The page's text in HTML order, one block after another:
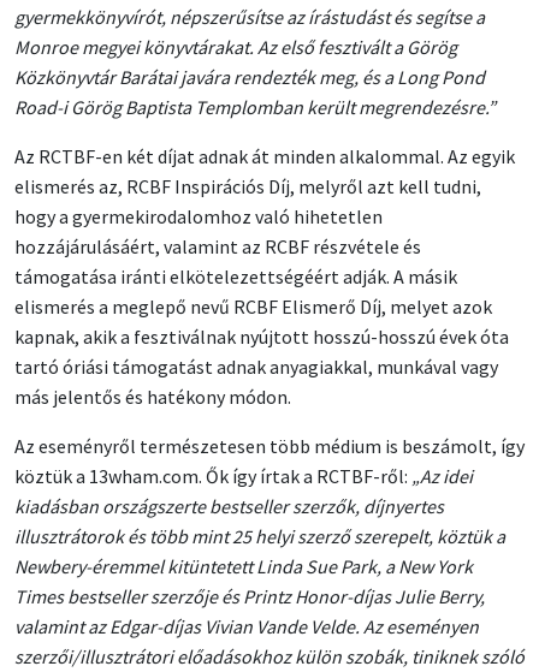
gyermekkönyvírót, népszerűsítse az írástudást és segítse a
Monroe megyei könyvtárakat. Az első fesztivált a Görög
Közkönyvtár Barátai javára rendezték meg, és a Long Pond
Road-i Görög Baptista Templomban került megrendezésre.”
Az RCTBF-en két díjat adnak át minden alkalommal. Az egyik
elismerés az, RCBF Inspirációs Díj, melyről azt kell tudni,
hogy a gyermekirodalomhoz való hihetetlen
hozzájárulásáért, valamint az RCBF részvétele és
támogatása iránti elkötelezettségéért adják. A másik
elismerés a meglepő nevű RCBF Elismerő Díj, melyet azok
kapnak, akik a fesztiválnak nyújtott hosszú-hosszú évek óta
tartó óriási támogatást adnak anyagiakkal, munkával vagy
más jelentős és hatékony módon.
Az eseményről természetesen több médium is beszámolt, így
köztük a 13wham.com. Ők így írtak a RCTBF-ről: „Az idei
kiadásban országszerte bestseller szerzők, díjnyertes
illusztrátorok és több mint 25 helyi szerző szerepelt, köztük a
Newbery-éremmel kitüntetett Linda Sue Park, a New York
Times bestseller szerzője és Printz Honor-díjas Julie Berry,
valamint az Edgar-díjas Vivian Vande Velde. Az eseményen
szerzői/illusztrátori előadásokhoz külön szobák, tiniknek szóló